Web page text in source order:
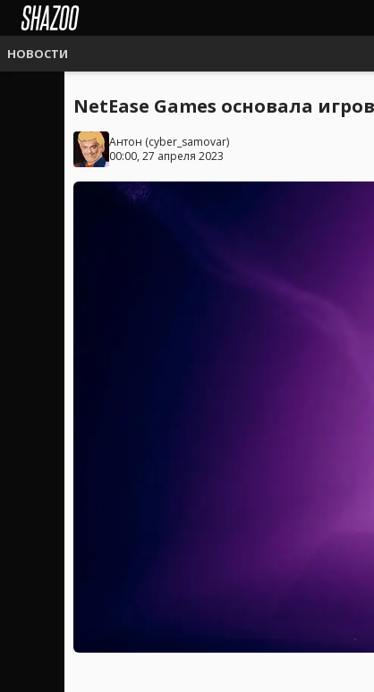
НОВОСТИ
NetEase Games основала
Антон (cyber_samovar)
00:00, 27 апреля 2023